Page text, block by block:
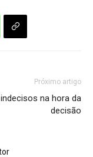
Próximo artigo
na hora da
decisão